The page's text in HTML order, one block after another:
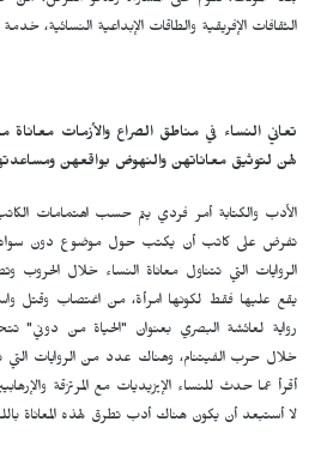
الثقافات الإفريقية والطاقات الإبداعية النسائية، خدمة
تعاني النساء في مناطق الصراع والأزمات معاناة
لهن لتوثيق معاناتهن والنهوض بواقعهن
الأدب والكتابة أمر فردي يتم حسب اهتمامات
تفرض على كاتب أن يكتب حول موضوع دون
الروايات التي تتناول معاناة النساء خلال
يقع عليها فقط لكونها امرأة، من اغتصاب وقتل
رواية لعائشة البصري بعنوان "الحياة من دوني"
خلال حرب الفيتنام، وهناك عدد من الروايات التي
أقرأ عما حدث للنساء الإيزيديات مع المرتزقة
لا أستبعد أن يكون هناك أدب تطرق لهذه المعاناة